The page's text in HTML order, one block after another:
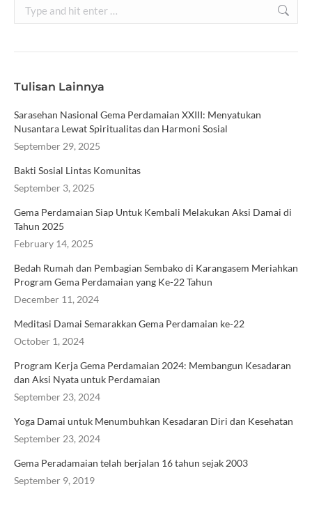
Tulisan Lainnya
Sarasehan Nasional Gema Perdamaian XXIII: Menyatukan
Nusantara Lewat Spiritualitas dan Harmoni Sosial
September 29, 2025
Bakti Sosial Lintas Komunitas
September 3, 2025
Gema Perdamaian Siap Untuk Kembali Melakukan Aksi Damai di
Tahun 2025
February 14, 2025
Bedah Rumah dan Pembagian Sembako di Karangasem Meriahkan
Program Gema Perdamaian yang Ke-22 Tahun
December 11, 2024
Meditasi Damai Semarakkan Gema Perdamaian ke-22
October 1, 2024
Program Kerja Gema Perdamaian 2024: Membangun Kesadaran
dan Aksi Nyata untuk Perdamaian
September 23, 2024
Yoga Damai untuk Menumbuhkan Kesadaran Diri dan Kesehatan
September 23, 2024
Gema Peradamaian telah berjalan 16 tahun sejak 2003
September 9, 2019